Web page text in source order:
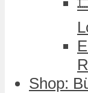
Shop: